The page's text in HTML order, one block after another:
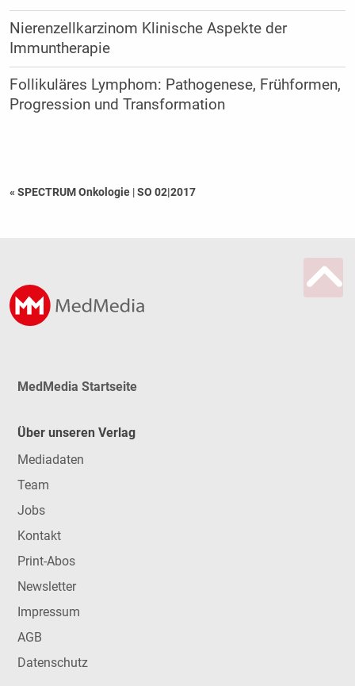
Nierenzellkarzinom Klinische Aspekte der
Immuntherapie
Follikuläres Lymphom: Pathogenese, Frühformen,
Progression und Transformation
« SPECTRUM Onkologie |SO 02|2017
MedMedia Startseite
Über unseren Verlag
Mediadaten
Team
Jobs
Kontakt
Print-Abos
Newsletter
Impressum
AGB
Datenschutz